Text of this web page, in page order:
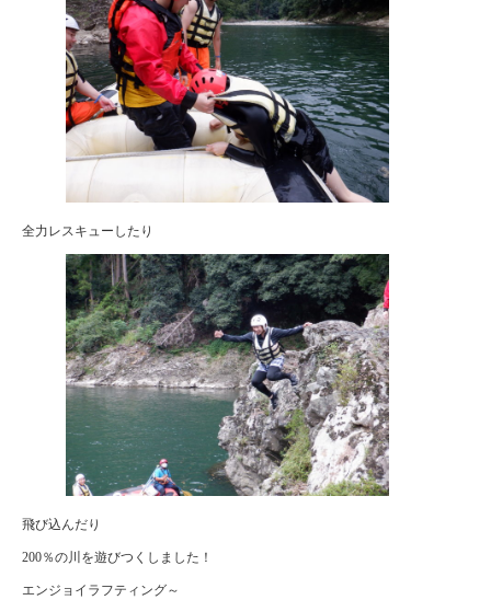
全力レスキューしたり
飛び込んだり
200％の川を遊びつくしました！
エンジョイラフティング～